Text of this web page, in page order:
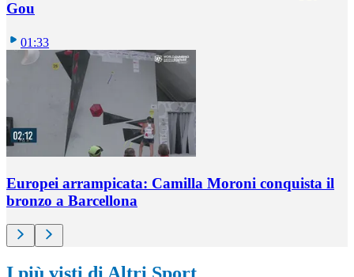
Gou
01:33
Europei arrampicata: Camilla Moroni conquista il
bronzo a Barcellona